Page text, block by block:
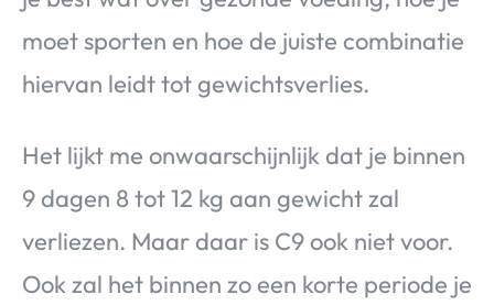
moet sporten en hoe de juiste combinatie
hiervan leidt tot gewichtsverlies.
Het lijkt me onwaarschijnlijk dat je binnen
9 dagen 8 tot 12 kg aan gewicht zal
verliezen. Maar daar is C9 ook niet voor.
Ook zal het binnen zo een korte periode je